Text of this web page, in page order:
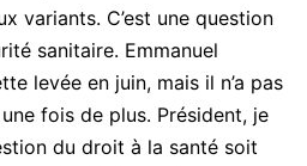
variants. C’est une question
sanitaire. Emmanuel
levée en juin, mais il n’a pas
fois de plus. Président, je
du droit à la santé soit